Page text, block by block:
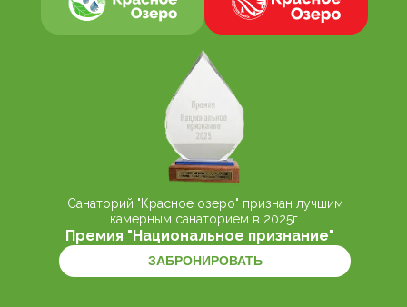
Санаторий "Красное озеро" признан лучшим
камерным санаторием в 2025г.
Премия "Национальное признание"
ЗАБРОНИРОВАТЬ